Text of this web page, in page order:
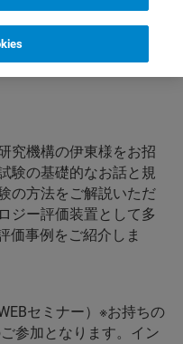
究機構の伊東様をお招
験の基礎的なお話と規
の方法をご解説いただ
ジー評価装置として多
価事例をご紹介しま
セミナー）※お持ちの
参加となります。イン